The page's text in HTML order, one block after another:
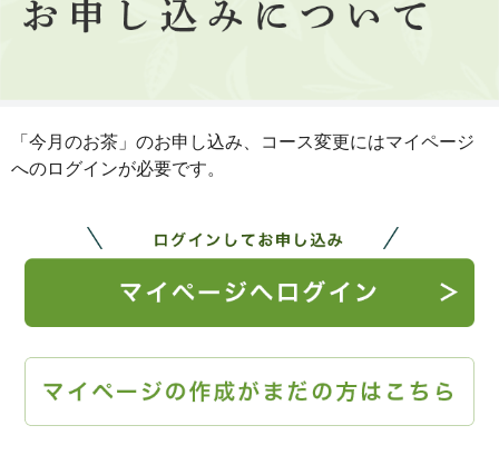
「今月のお茶」のお申し込み、コース変更にはマイページ
へのログインが必要です。